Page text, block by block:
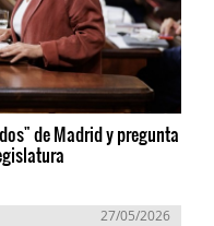
de Madrid y pregunta
27/05/2026